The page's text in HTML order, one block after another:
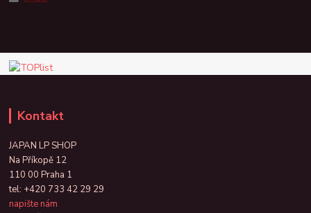
Kontakt
JAPAN LP SHOP
Na Příkopě 12
110 00 Praha 1
tel: +420 733 42 29 29
napište nám